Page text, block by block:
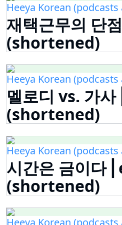
Heeya Korean
재택근무의 단
(shortened)
Heeya Korean
멜로디 vs. 가
(shortened)
Heeya Korean
시간은 금이다
(shortened)